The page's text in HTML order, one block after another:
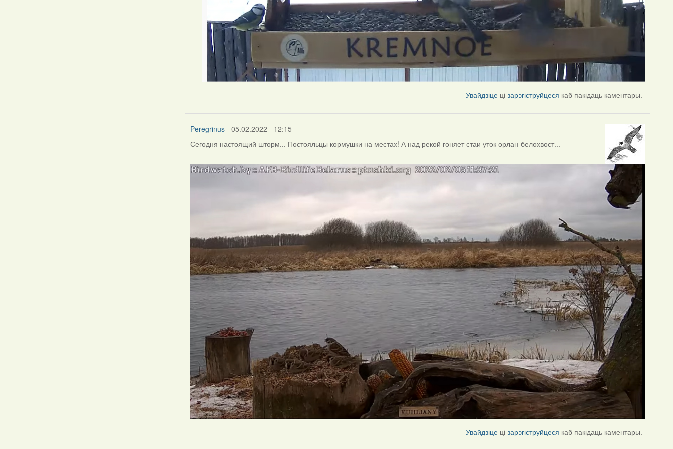
Увайдзіце цізарэгіструйцеся каб пакідаць каментары.
Peregrinus - 05.02.2022 - 12:15
Сегодня настоящий шторм... Постояльцы кормушки на местах! А над рекой гоняет стаи уток орлан-белохвост...
Увайдзіце цізарэгіструйцеся каб пакідаць каментары.